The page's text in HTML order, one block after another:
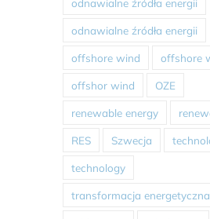
odnawialne źródła energii
offshore wind offshore
offshor wind OZE
renewable energy
RES Szwecja
technology
transformacja energetyczna